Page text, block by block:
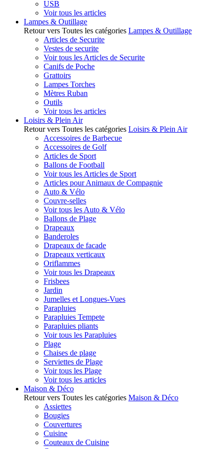
USB
Voir tous les articles
Lampes & Outillage
Retour vers Toutes les catégories Lampes & Outillage
Articles de Securite
Vestes de securite
Voir tous les Articles de Securite
Canifs de Poche
Grattoirs
Lampes Torches
Mètres Ruban
Outils
Voir tous les articles
Loisirs & Plein Air
Retour vers Toutes les catégories Loisirs & Plein Air
Accessoires de Barbecue
Accessoires de Golf
Articles de Sport
Ballons de Football
Voir tous les Articles de Sport
Articles pour Animaux de Compagnie
Auto & Vélo
Couvre-selles
Voir tous les Auto & Vélo
Ballons de Plage
Drapeaux
Banderoles
Drapeaux de facade
Drapeaux verticaux
Oriflammes
Voir tous les Drapeaux
Frisbees
Jardin
Jumelles et Longues-Vues
Parapluies
Parapluies Tempete
Parapluies pliants
Voir tous les Parapluies
Plage
Chaises de plage
Serviettes de Plage
Voir tous les Plage
Voir tous les articles
Maison & Déco
Retour vers Toutes les catégories Maison & Déco
Assiettes
Bougies
Couvertures
Cuisine
Couteaux de Cuisine